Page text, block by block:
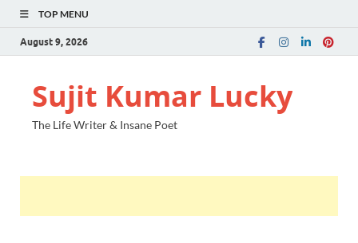
TOP MENU
August 9, 2026
Sujit Kumar Lucky
The Life Writer & Insane Poet